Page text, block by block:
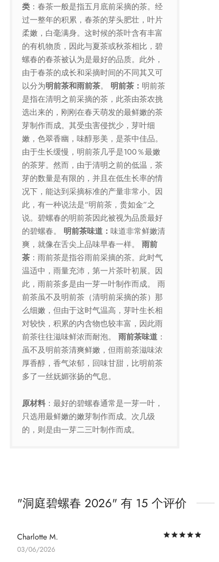
类 ：春茶一般是指五月底前采摘的茶。经
过一整年的积累，春茶的芽头肥壮，叶片
柔嫩，白毫满身。这时候的茶叶含有丰富
的有机物质，因此与夏茶或秋茶相比，碧
螺春的春茶被认为是最好的品质。此外，
由于春茶的成长和采摘时间的不同其又可
以分为明前茶和雨前茶。 明前茶： 明前茶
是指在清明之前采摘的茶，此茶由茶农挑
选出来的，刚刚在春天萌发的最鲜嫩的茶
芽制作而成。其受虫害侵扰少，芽叶细
嫩，色翠香幽，味醇形美，是茶中佳品。
由于生长缓慢，明前茶几乎是100％最嫩
的茶芽。然而，由于清明之前的低温，茶
芽的数量是有限的，并且在低生长率的情
况下，能达到采摘标准的产量非常小。因
此，有一种说法是“明前茶，贵如金”之
说。碧螺春的明前茶因此被视为品质最好
的碧螺春。 明前茶味道： 味道非常鲜嫩清
爽，就像在舌尖上品味早春一样。 雨前
茶 ：雨前茶是指谷雨前采摘的茶。此时气
温适中，雨量充沛，第一片茶叶初展。因
此，雨前茶多是由一芽一叶制作而成。 雨
前茶虽不及明前茶（清明前采摘的茶）那
么细嫩，但由于这时气温高，芽叶生长相
对较快，积累的内含物也较丰富，因此雨
前茶往往滋味鲜浓而耐泡。 雨前茶味道 ：
虽不及明前茶清爽鲜嫩，但雨前茶滋味浓
厚香醇，香气浓郁，回味甘甜，比明前茶
多了一丝妩媚张扬的气息。
原材料 ：最好的碧螺春通常是一芽一叶，
只选用最鲜嫩的嫩芽制作而成。次几级
的，则是由一芽二三叶制作而成。
洞庭碧螺春 2026 有 15 个评价
Charlotte M.
03/06/2026